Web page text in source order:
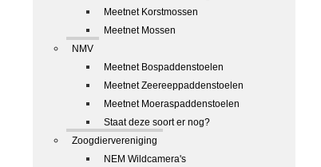
Meetnet Korstmossen
Meetnet Mossen
NMV
Meetnet Bospaddenstoelen
Meetnet Zeereeppaddenstoelen
Meetnet Moeraspaddenstoelen
Staat deze soort er nog?
Zoogdiervereniging
NEM Wildcamera's